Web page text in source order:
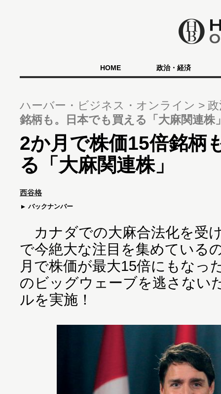
HOME 政治・経済
ハーバー・ビジネス・オンライン
銘柄も。日本でも買える「大麻関連株
2か月で株価15倍銘柄
る「大麻関連株」
西谷格
バックナンバー
カナダでの大麻合法化を受
で今絶大な注目を集めている
月で株価が最大15倍にもなっ
のビッグウェーブを逃さない
ルを実施！